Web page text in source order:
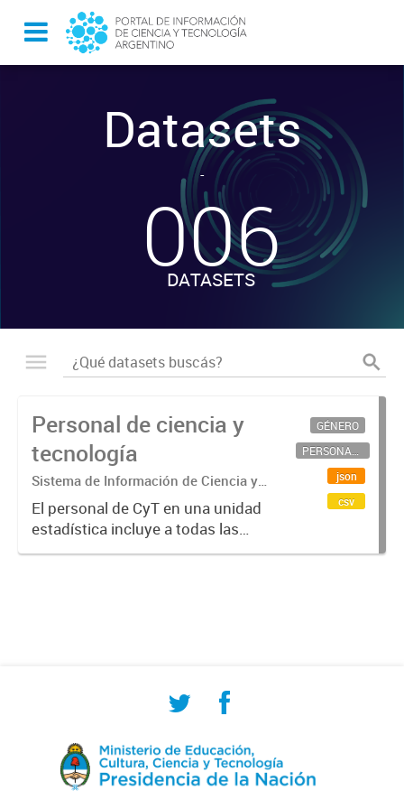
Datasets
-
006
DATASETS
Personal de ciencia y
tecnología
Sistema de Información de Ciencia y
Tecnología Argentino (SICYTAR)
El personal de CyT en una unidad
estadística incluye a todas las
personas involucradas
GÉNERO
PERSONAL CIENTÍFICO-TECNOLÓGICO
json
csv